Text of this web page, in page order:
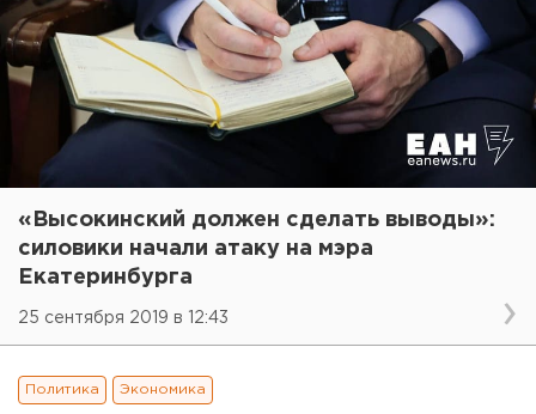
«Высокинский должен сделать выводы»:
силовики начали атаку на мэра
Екатеринбурга
25 сентября 2019 в 12:43
Политика Экономика